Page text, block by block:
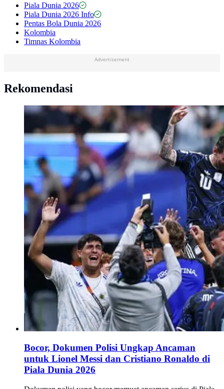
Piala Dunia 2026
Piala Dunia 2026 Info
Pentas Bola Dunia 2026
Kolombia
Timnas Kolombia
Advertisement
Rekomendasi
Bocor, Dokumen Polisi Ungkap Ancaman
untuk Lionel Messi dan Cristiano Ronaldo di
Piala Dunia 2026